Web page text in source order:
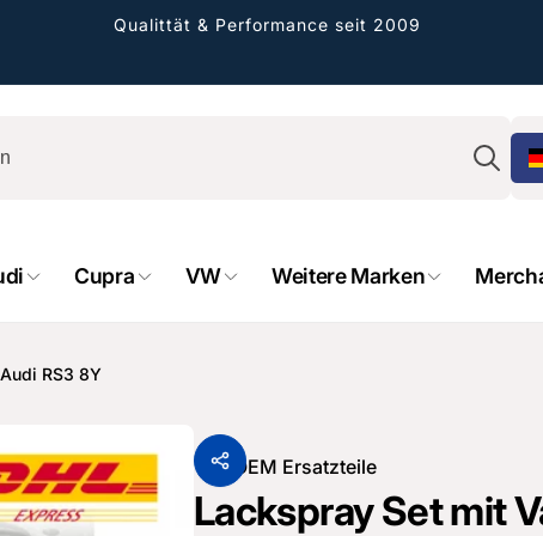
Qualittät & Performance seit 2009
Cupra VW Weitere Marken
RS3 8Y
VonOEM Ersatzteile
Lackspray Set mit
Straße 8